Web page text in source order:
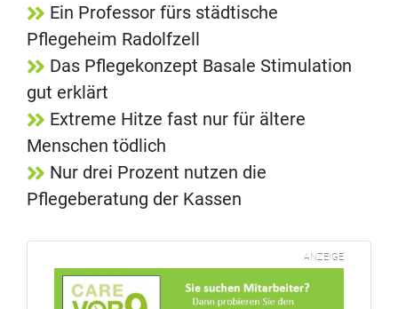
Ein Professor fürs städtische
Pflegeheim Radolfzell
Das Pflegekonzept Basale Stimulation
gut erklärt
Extreme Hitze fast nur für ältere
Menschen tödlich
Nur drei Prozent nutzen die
Pflegeberatung der Kassen
ANZEIGE